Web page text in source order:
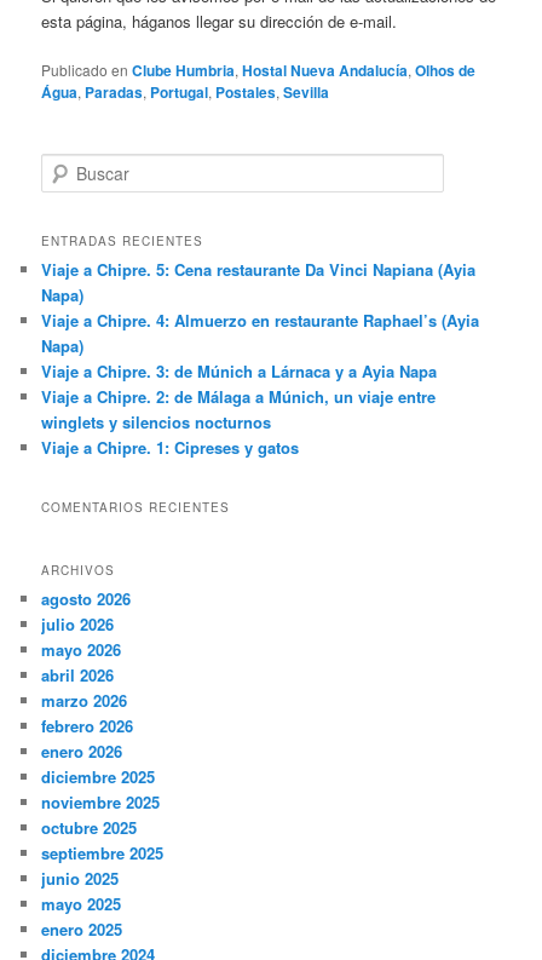
[contact_bank form_id=1 show_title=true show_desc=false]
esta página, háganos llegar su dirección de e-mail.
Publicado enClube Humbria,Hostal Nueva Andalucía,Olhos de
B
u
s
c
r
ENTRADAS RECIENTES
Viaje a Chipre. 5: Cena restaurante Da Vinci Napiana (Ayia
Napa)
Viaje a Chipre. 4: Almuerzo en restaurante Raphael’s (Ayia
Viaje a Chipre. 3: de Múnich a Lárnaca y a Ayia Napa
Viaje a Chipre. 1: Cipreses y gatos
COMENTARIOS RECIENTES
ARCHIVOS
agosto 2026
julio 2026
mayo 2026
abril 2026
marzo 2026
febrero 2026
enero 2026
diciembre 2025
noviembre 2025